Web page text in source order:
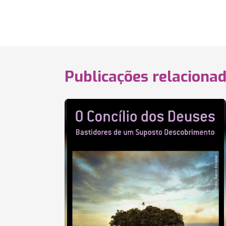
Publicações